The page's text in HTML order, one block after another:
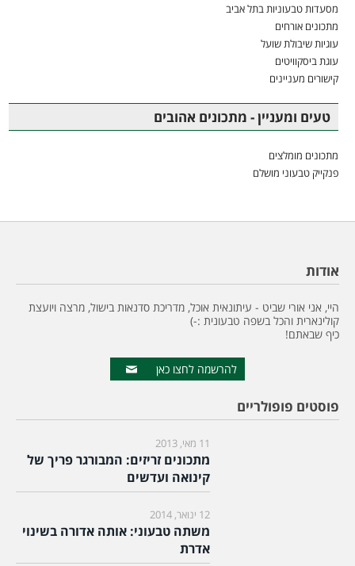
מסעדות טבעוניות בתל אביב
מתכונים אורחים
עוגיות שיבולת שועל
עוגת ביסקוויטים
קישורים מעניינים
טעים ומעניין - מתכונים אהובים
מתכונים מומלצים
פנקייק טבעוני מושלם
אודות
היי, אני אורי שביט - עיתונאית אוכל, מדריכת סדנאות בישול, מרצה ויועצת
קולינארית והכל בשפה טבעונית :-)
כיף שבאתם!
להרשמה לחצו כאן
פוסטים פופולריים
11 מאי, 2013
מתכונים זריזים: המבורגר פריך של
קינואה ועדשים
12 ינואר, 2014
משתה טבעוני: אותה אדורה בשינוי
אדרת